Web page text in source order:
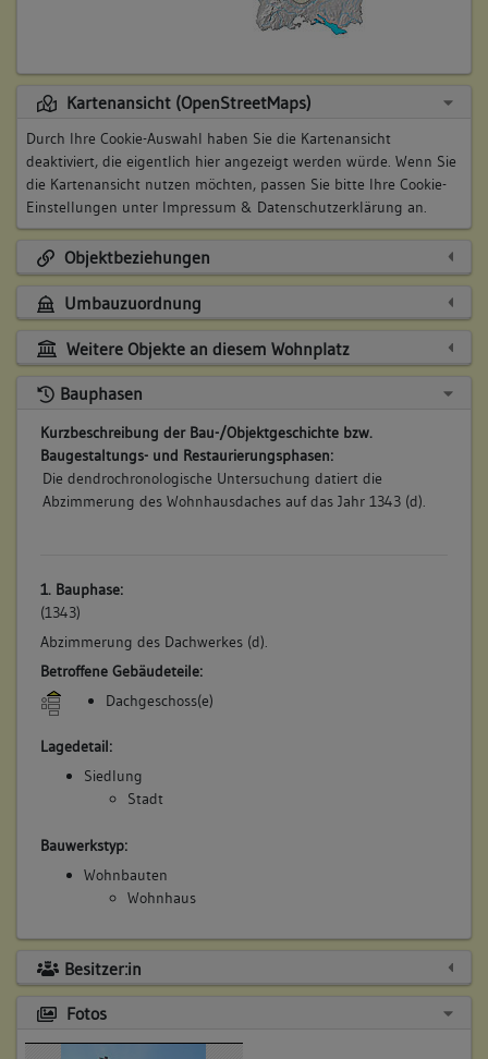
Kartenansicht (OpenStreetMaps)
Durch Ihre Cookie-Auswahl haben Sie die Kartenansicht
deaktiviert, die eigentlich hier angezeigt werden würde. Wenn Sie
die Kartenansicht nutzen möchten, passen Sie bitte Ihre Cookie-
Einstellungen unter Impressum & Datenschutzerklärung an.
Objektbeziehungen
Umbauzuordnung
Weitere Objekte an diesem Wohnplatz
Bauphasen
Kurzbeschreibung der Bau-/Objektgeschichte bzw.
Baugestaltungs- und Restaurierungsphasen:
Die dendrochronologische Untersuchung datiert die
Abzimmerung des Wohnhausdaches auf das Jahr 1343 (d).
1. Bauphase:
(1343)
Abzimmerung des Dachwerkes (d).
Betroffene Gebäudeteile:
Dachgeschoss(e)
Lagedetail:
Siedlung
Stadt
Bauwerkstyp:
Wohnbauten
Wohnhaus
Besitzer:in
Fotos